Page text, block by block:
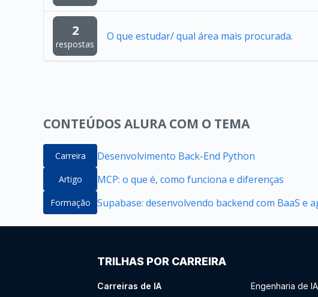
2
respostas
O que estudar/ qual área mais procurada.
CONTEÚDOS ALURA COM O TEMA
Carreira Desenvolvimento Back-End Python
Artigo MCP: o que é, como funciona e diferenças
Formação Supabase: desenvolvendo backend com BaaS e
TRILHAS POR CARREIRA
Carreiras de IA Engenharia de IA